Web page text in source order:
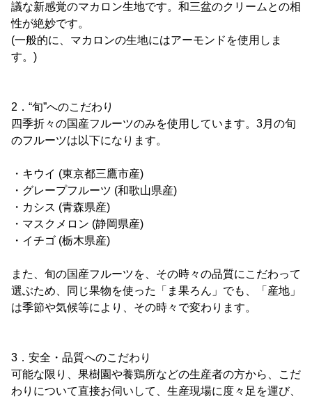
議な新感覚のマカロン生地です。和三盆のクリームとの相
性が絶妙です。
(一般的に、マカロンの生地にはアーモンドを使用しま
す。)
2．“旬”へのこだわり
四季折々の国産フルーツのみを使用しています。3月の旬
のフルーツは以下になります。
・キウイ (東京都三鷹市産)
・グレープフルーツ (和歌山県産)
・カシス (青森県産)
・マスクメロン (静岡県産)
・イチゴ (栃木県産)
また、旬の国産フルーツを、その時々の品質にこだわって
選ぶため、同じ果物を使った「ま果ろん」でも、「産地」
は季節や気候等により、その時々で変わります。
3．安全・品質へのこだわり
可能な限り、果樹園や養鶏所などの生産者の方から、こだ
わりについて直接お伺いして、生産現場に度々足を運び、